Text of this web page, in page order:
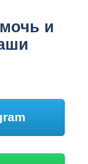
и